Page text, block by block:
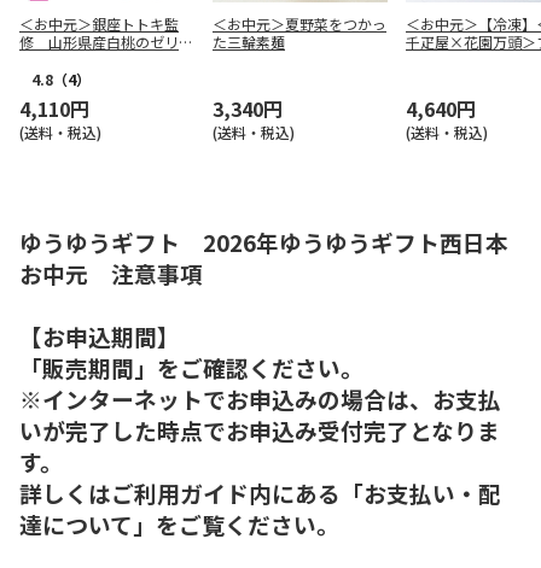
＜お中元＞銀座トトキ監
修 山形県産白桃のゼリー
4.8 （4）
4,110円
(送料・税込)
＜お中元＞夏野菜をつかっ
た三輪素麺
3,340円
(送料・税込)
＜お中元＞【冷凍】
千疋屋×花園万頭＞
4,640円
(送料・税込)
ゆうゆうギフト 2026年ゆうゆうギフト西日本
お中元 注意事項
【お申込期間】
「販売期間」をご確認ください。
※インターネットでお申込みの場合は、お支払
いが完了した時点でお申込み受付完了となりま
す。
詳しくはご利用ガイド内にある「お支払い・配
達について」をご覧ください。